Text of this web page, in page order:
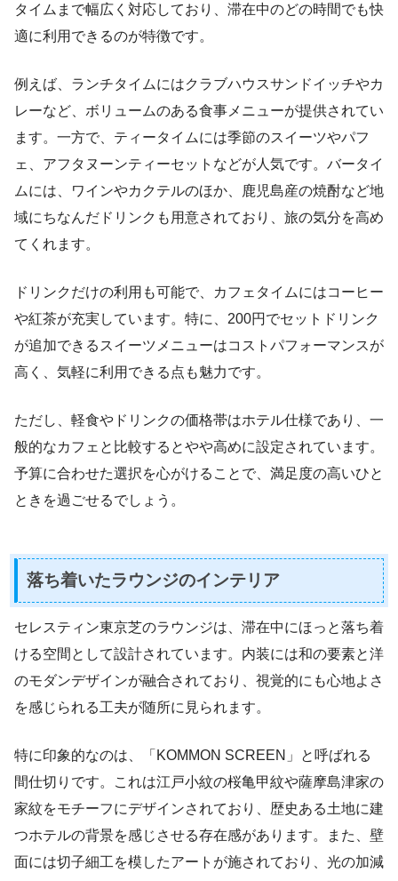
タイムまで幅広く対応しており、滞在中のどの時間でも快
適に利用できるのが特徴です。
例えば、ランチタイムにはクラブハウスサンドイッチやカ
レーなど、ボリュームのある食事メニューが提供されてい
ます。一方で、ティータイムには季節のスイーツやパフ
ェ、アフタヌーンティーセットなどが人気です。バータイ
ムには、ワインやカクテルのほか、鹿児島産の焼酎など地
域にちなんだドリンクも用意されており、旅の気分を高め
てくれます。
ドリンクだけの利用も可能で、カフェタイムにはコーヒー
や紅茶が充実しています。特に、200円でセットドリンク
が追加できるスイーツメニューはコストパフォーマンスが
高く、気軽に利用できる点も魅力です。
ただし、軽食やドリンクの価格帯はホテル仕様であり、一
般的なカフェと比較するとやや高めに設定されています。
予算に合わせた選択を心がけることで、満足度の高いひと
ときを過ごせるでしょう。
落ち着いたラウンジのインテリア
セレスティン東京芝のラウンジは、滞在中にほっと落ち着
ける空間として設計されています。内装には和の要素と洋
のモダンデザインが融合されており、視覚的にも心地よさ
を感じられる工夫が随所に見られます。
特に印象的なのは、「KOMMON SCREEN」と呼ばれる
間仕切りです。これは江戸小紋の桜亀甲紋や薩摩島津家の
家紋をモチーフにデザインされており、歴史ある土地に建
つホテルの背景を感じさせる存在感があります。また、壁
面には切子細工を模したアートが施されており、光の加減